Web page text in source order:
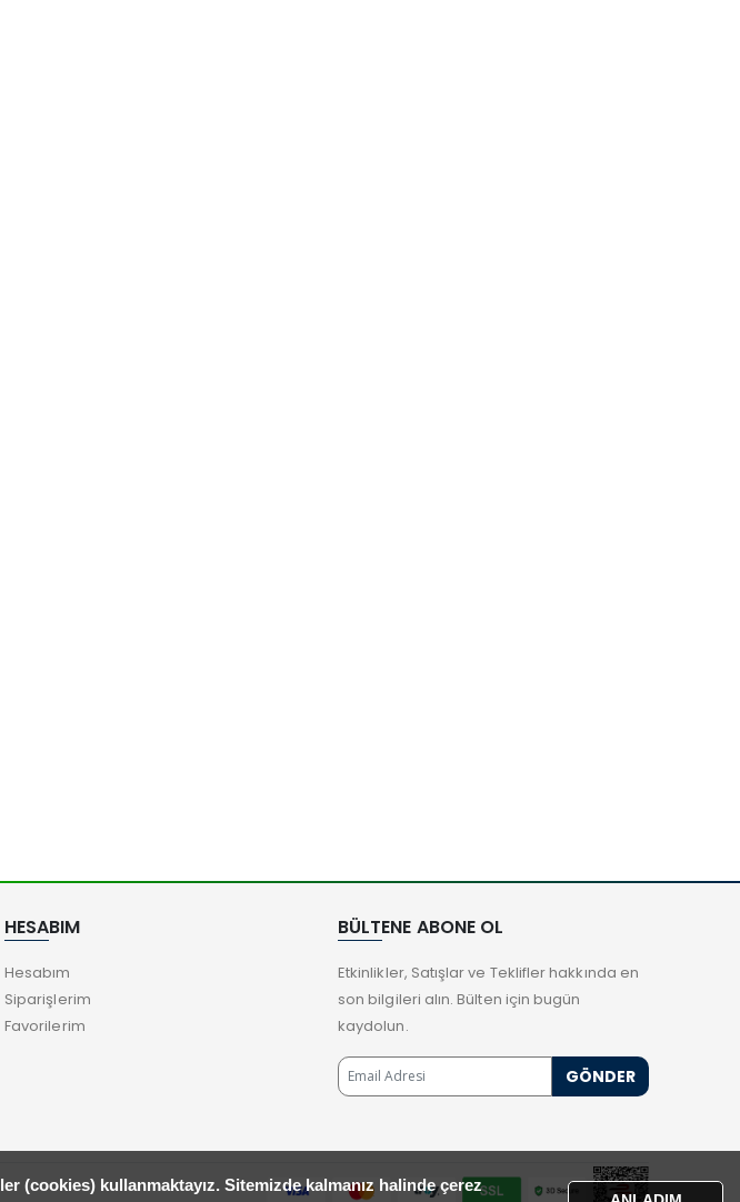
(cookies) kullanmaktayız. Sitemizde kalmanız halinde çerez
HESABIM
Hesabım
Siparişlerim
Favorilerim
BÜLTENE ABONE OL
Etkinlikler, Satışlar ve Teklifler hakkında en
son bilgileri alın. Bülten için bugün
kaydolun.